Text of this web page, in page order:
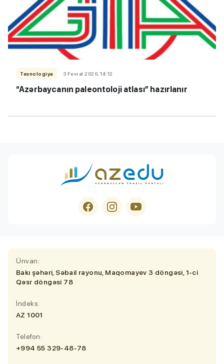
Texnologiya 3 Fevral 2020, 14:12
“Azərbaycanın paleontoloji atlası” hazırlanır
Ünvan:
Bakı şəhəri, Səbail rayonu, Maqomayev 3 döngəsi, 1-ci
Qəsr döngəsi 78
İndeks:
AZ 1001
Telefon:
+994 55 329-48-78